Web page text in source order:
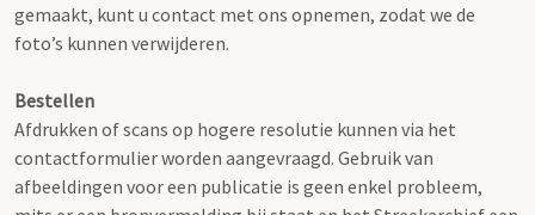
gemaakt, kunt u contact met ons opnemen, zodat we de
foto’s kunnen verwijderen.
Bestellen
Afdrukken of scans op hogere resolutie kunnen via het
contactformulier worden aangevraagd. Gebruik van
afbeeldingen voor een publicatie is geen enkel probleem,